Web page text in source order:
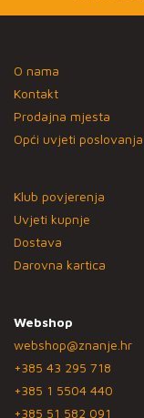
O nama
Kontakt
Prodajna mjesta
Opći uvjeti poslovanja
Klub povjerenja
Uvjeti kupnje
Dostava
Darovna kartica
Webshop
webshop@znanje.hr
+385 43 295 718
+385 1 5504 440
+385 51 582 091